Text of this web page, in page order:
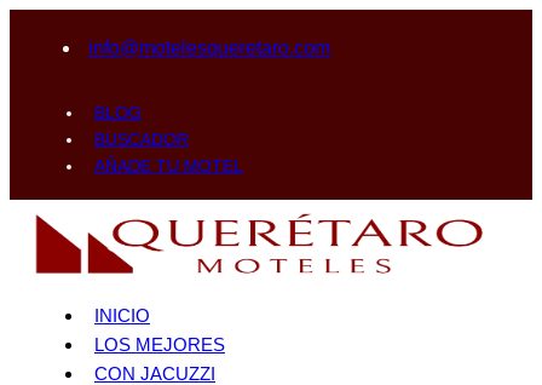
info@motelesqueretaro.com
BLOG
BUSCADOR
AÑADE TU MOTEL
INICIO
LOS MEJORES
CON JACUZZI